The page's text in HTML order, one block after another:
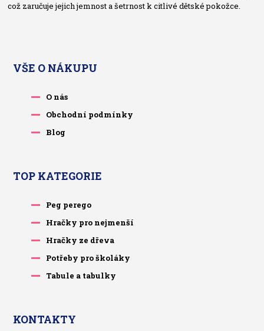
což zaručuje jejich jemnost a šetrnost k citlivé dětské pokožce.
VŠE O NÁKUPU
O nás
Obchodní podmínky
Blog
TOP KATEGORIE
Peg perego
Hračky pro nejmenší
Hračky ze dřeva
Potřeby pro školáky
Tabule a tabulky
KONTAKTY